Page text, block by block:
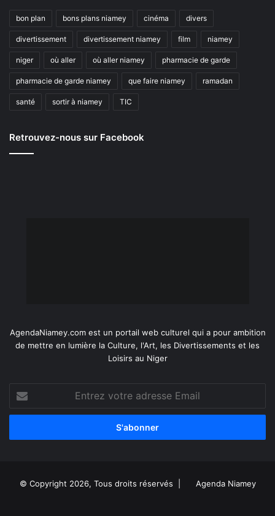
bon plan bons plans niamey cinéma divers
divertissement divertissement niamey film niamey
niger où aller où aller niamey pharmacie de garde
pharmacie de garde niamey que faire niamey ramadan
santé sortir à niamey TIC
Retrouvez-nous sur Facebook
AgendaNiamey.com est un portail web culturel qui a pour ambition
de mettre en lumière la Culture, l'Art, les Divertissements et les
Loisirs au Niger
votre
adresse
© Copyright 2026, Tous droits réservés | Agenda Niamey